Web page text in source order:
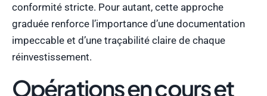
conformité stricte. Pour autant, cette approche
graduée renforce l’importance d’une documentation
impeccable et d’une traçabilité claire de chaque
réinvestissement.
Opérations en cours et